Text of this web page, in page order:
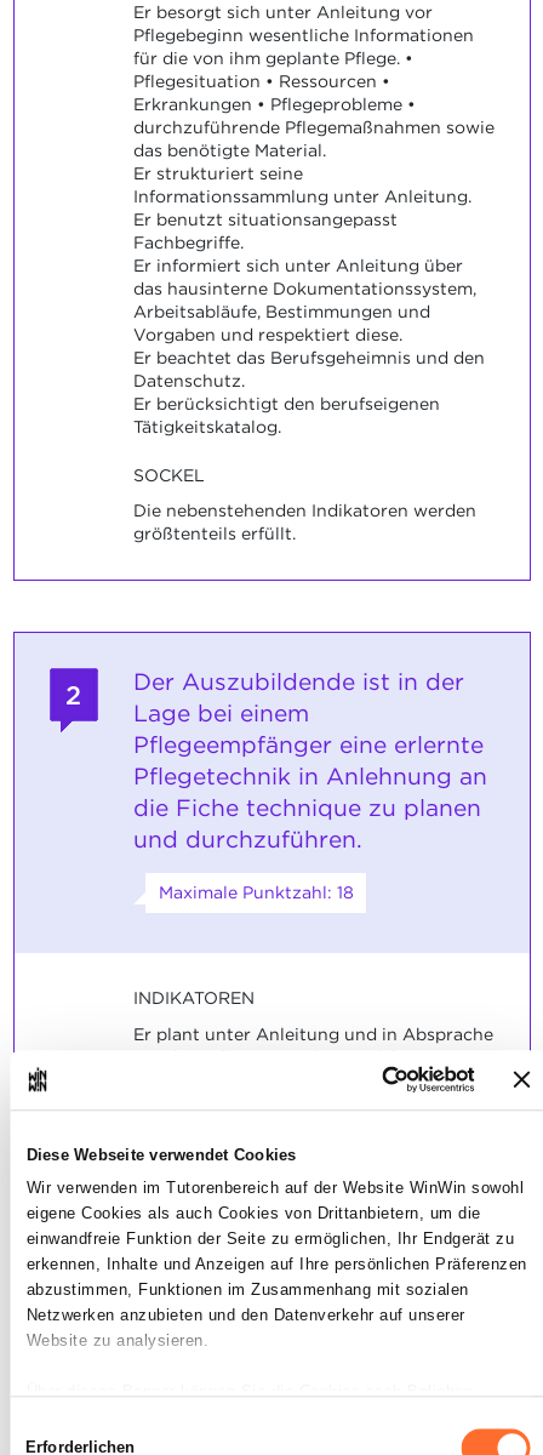
Diese Webseite verwendet Cookies
Wir verwenden im Tutorenbereich auf der Website WinWin sowohl
eigene Cookies als auch Cookies von Drittanbietern, um die
einwandfreie Funktion der Seite zu ermöglichen, Ihr Endgerät zu
erkennen, Inhalte und Anzeigen auf Ihre persönlichen Präferenzen
abzustimmen, Funktionen im Zusammenhang mit sozialen
Netzwerken anzubieten und den Datenverkehr auf unserer
Website zu analysieren.
sind Cookies, die für die Funktion der Website unbedingt
Erforderlichen
Er besorgt sich unter Anleitung vor
Pflegebeginn wesentliche Informationen
für die von ihm geplante Pflege. •
Pflegesituation • Ressourcen •
Erkrankungen • Pflegeprobleme •
durchzuführende Pflegemaßnahmen sowie
das benötigte Material.
Er strukturiert seine
Informationssammlung unter Anleitung.
Er benutzt situationsangepasst
Fachbegriffe.
Er informiert sich unter Anleitung über
das hausinterne Dokumentationssystem,
Arbeitsabläufe, Bestimmungen und
Vorgaben und respektiert diese.
Er beachtet das Berufsgeheimnis und den
Datenschutz.
Er berücksichtigt den berufseigenen
Tätigkeitskatalog.
SOCKEL
Die nebenstehenden Indikatoren werden
größtenteils erfüllt.
2
Der Auszubildende ist in der
Lage bei einem
Pflegeempfänger eine erlernte
Pflegetechnik in Anlehnung an
die Fiche technique zu planen
und durchzuführen.
Maximale Punktzahl: 18
INDIKATOREN
Er plant unter Anleitung und in Absprache
Pflegetechnik korrekt in der Praxis
Bei der Durchführung einer Technik wird
auf:
Benötigtes Arbeitsmaterial
logischen Ablauf,
Hygiene,
Sicherheit,
Wohlbefinden,